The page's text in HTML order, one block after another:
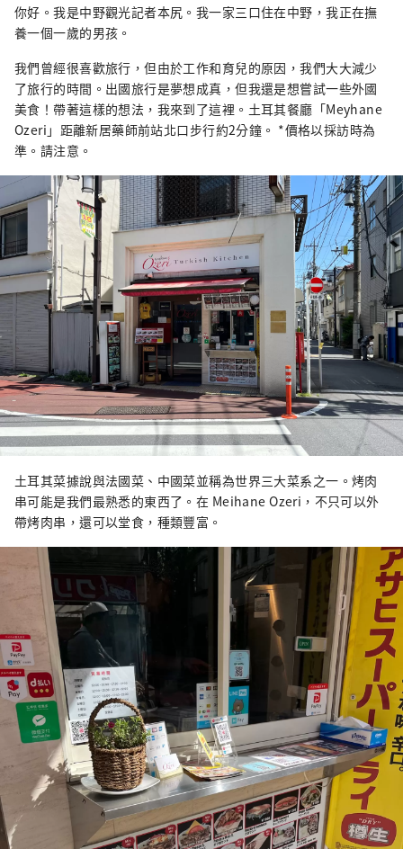
老式的人文氣息。這座城市的這種多樣性也與
這座城市的特徵有關，這座城市居住著來自約
你好。我是中野觀光記者本尻。我一家三口住在中野，我正在撫
養一個一歲的男孩。
我們曾經很喜歡旅行，但由於工作和育兒的原因，我們大大減少
了旅行的時間。出國旅行是夢想成真，但我還是想嘗試一些外國
美食！帶著這樣的想法，我來到了這裡。土耳其餐廳「Meyhane
Ozeri」距離新居藥師前站北口步行約2分鐘。 *價格以採訪時為
準。請注意。
土耳其菜據說與法國菜、中國菜並稱為世界三大菜系之一。烤肉
串可能是我們最熟悉的東西了。在 Meihane Ozeri，不只可以外
帶烤肉串，還可以堂食，種類豐富。